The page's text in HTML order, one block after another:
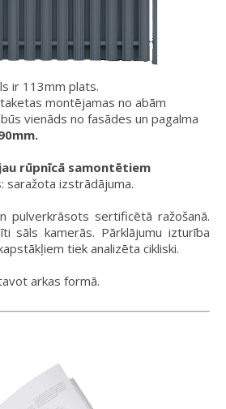
ir 113mm plats.
montējamas no abām
vienāds no fasādes un pagalma
rūpnīcā samontētiem
saražota izstrādājuma.
pulverkrāsots sertificētā ražošanā.
sāls kamerās. Pārklājumu izturība
tiek analizēta cikliski.
arkas formā.